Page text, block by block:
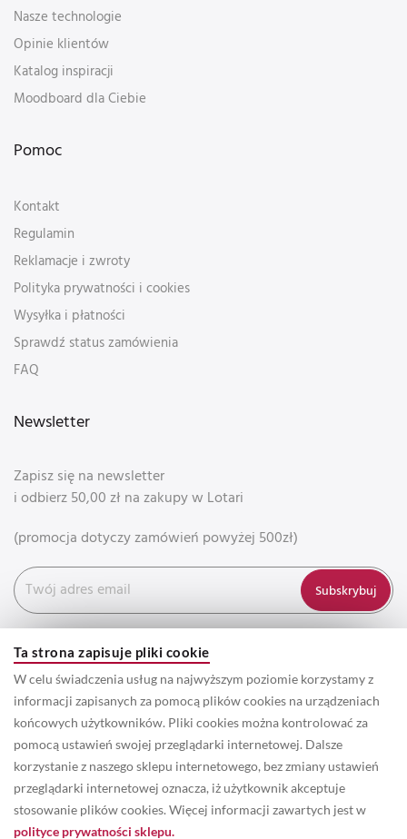
Ta strona zapisuje pliki cookie
W celu świadczenia usług na najwyższym poziomie korzystamy z
informacji zapisanych za pomocą plików cookies na urządzeniach
końcowych użytkowników. Pliki cookies można kontrolować za
pomocą ustawień swojej przeglądarki internetowej. Dalsze
korzystanie z naszego sklepu internetowego, bez zmiany ustawień
przeglądarki internetowej oznacza, iż użytkownik akceptuje
stosowanie plików cookies. Więcej informacji zawartych jest w
polityce prywatności sklepu.
Nasze technologie
Opinie klientów
Katalog inspiracji
Moodboard dla Ciebie
Pomoc
Kontakt
Regulamin
Reklamacje i zwroty
Polityka prywatności i cookies
Wysyłka i płatności
Sprawdź status zamówienia
FAQ
Newsletter
Zapisz się na newsletter
i odbierz 50,00 zł na zakupy w Lotari
(promocja dotyczy zamówień powyżej 500zł)
Subskrybuj
© 2022 Prawa autorskie do wszystkich informacji oraz zdjęć
zamieszczonych w serwisie należą do właściciela marki Lotari. /